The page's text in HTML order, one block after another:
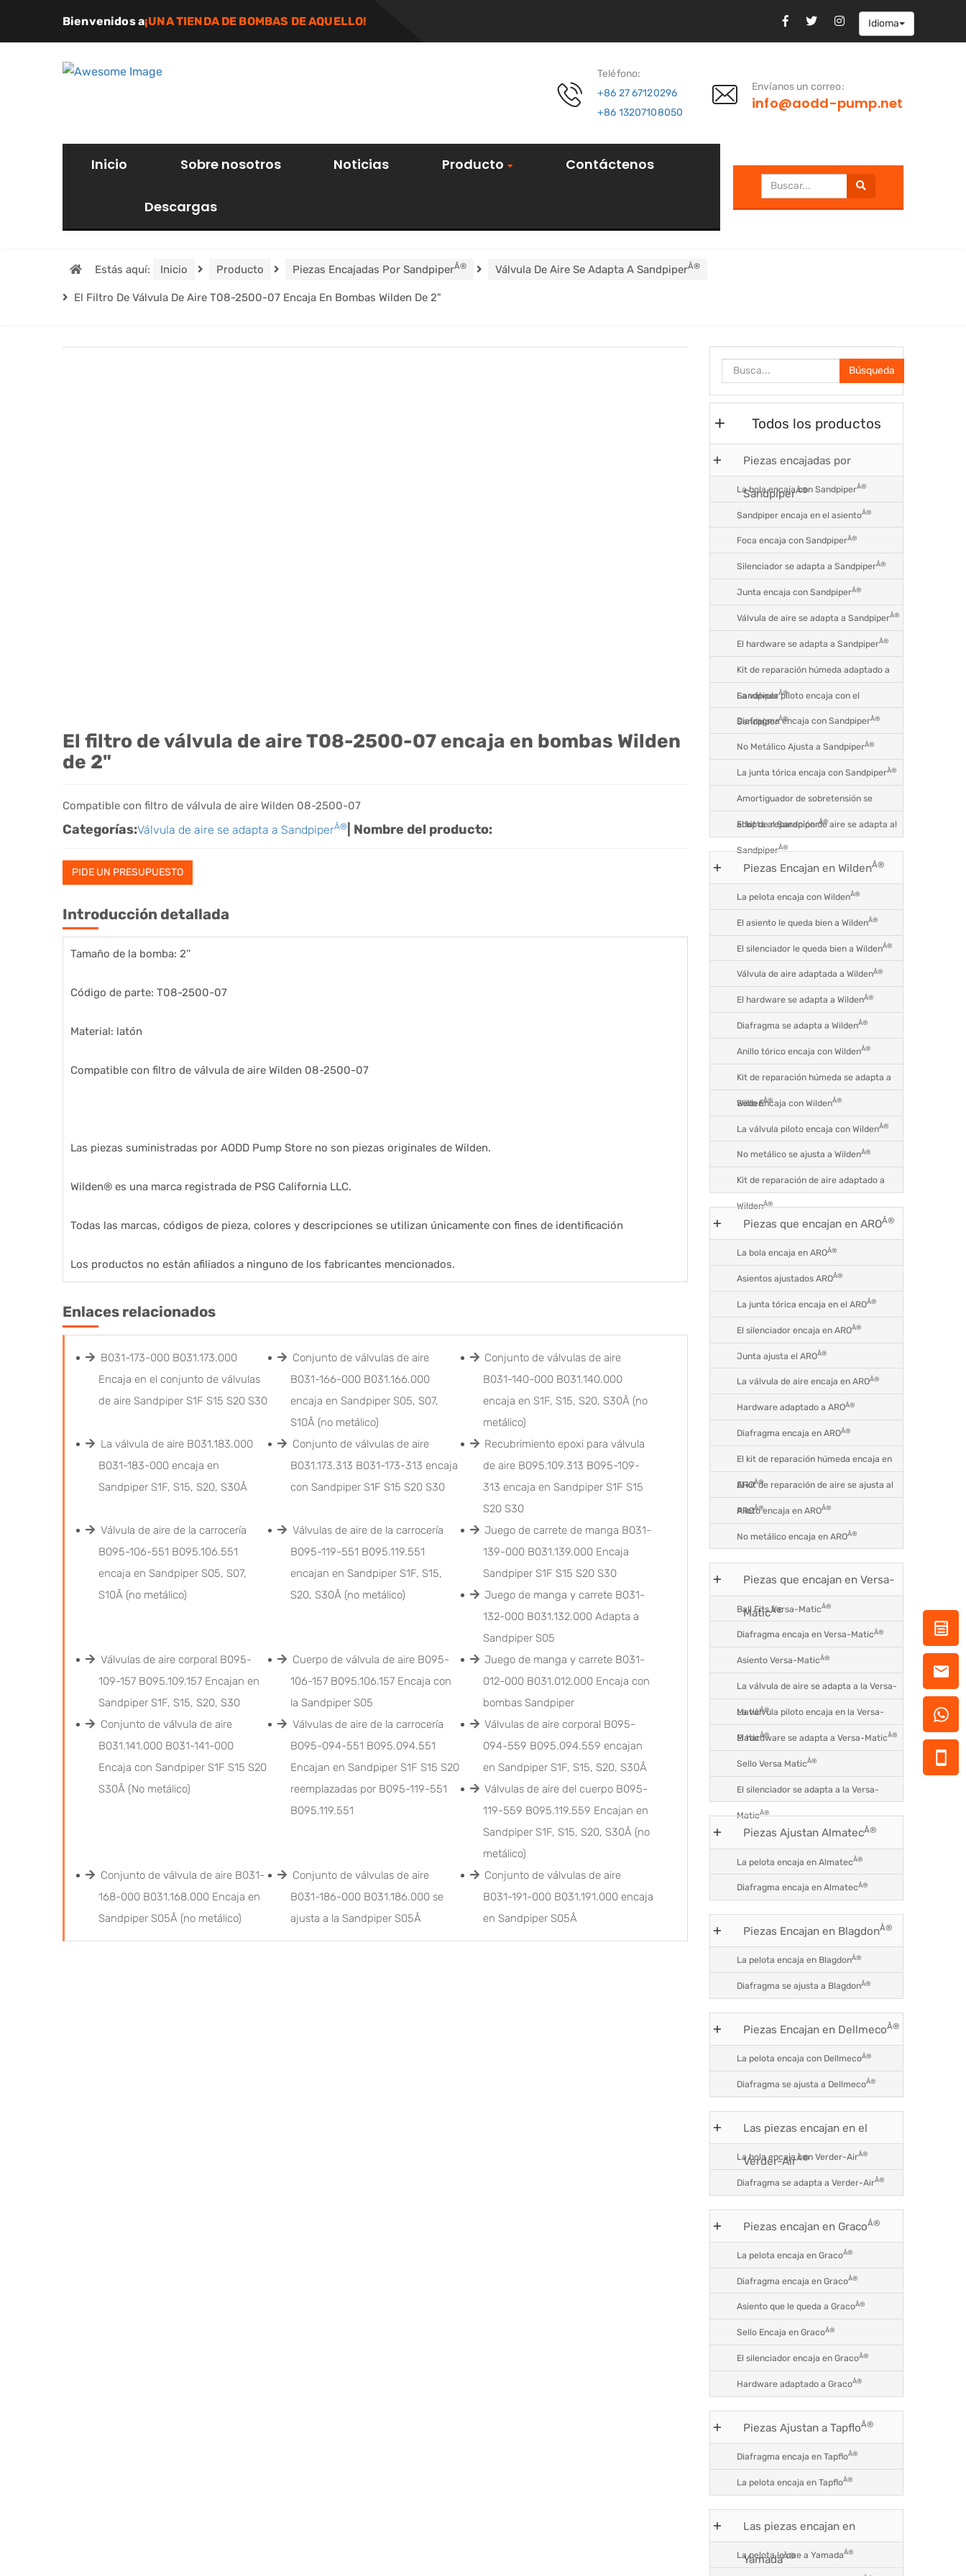
Bienvenidos a¡UNA TIENDA DE BOMBAS DE AQUELLO! Idioma
Teléfono:
+86 27 67120296
+86 13207108050
Envíanos un correo:
info@aodd-pump.net
Inicio Sobre nosotros Noticias Producto Contáctenos
Descargas
Estás aquí: Inicio Producto Piezas Encajadas Por SandpiperÂ® Válvula De Aire Se Adapta A SandpiperÂ®
El Filtro De Válvula De Aire T08-2500-07 Encaja En Bombas Wilden De 2"
El filtro de válvula de aire T08-2500-07 encaja en bombas Wilden
de 2"
Compatible con filtro de válvula de aire Wilden 08-2500-07
Categorías:Válvula de aire se adapta a SandpiperÂ® | Nombre del producto:
PIDE UN PRESUPUESTO
Introducción detallada
Tamaño de la bomba: 2''
Código de parte: T08-2500-07
Material: latón
Compatible con filtro de válvula de aire Wilden 08-2500-07
Las piezas suministradas por AODD Pump Store no son piezas originales de Wilden.
Wilden® es una marca registrada de PSG California LLC.
Todas las marcas, códigos de pieza, colores y descripciones se utilizan únicamente con fines de identificación
Los productos no están afiliados a ninguno de los fabricantes mencionados.
Enlaces relacionados
B031-173-000 B031.173.000
Encaja en el conjunto de válvulas
de aire Sandpiper S1F S15 S20 S30
Conjunto de válvulas de aire
B031-166-000 B031.166.000
encaja en Sandpiper S05, S07,
S10Â (no metálico)
Conjunto de válvulas de aire
B031-140-000 B031.140.000
encaja en S1F, S15, S20, S30Â (no
metálico)
La válvula de aire B031.183.000
B031-183-000 encaja en
Sandpiper S1F, S15, S20, S30Â
Conjunto de válvulas de aire
B031.173.313 B031-173-313 encaja
con Sandpiper S1F S15 S20 S30
Recubrimiento epoxi para válvula
de aire B095.109.313 B095-109-
313 encaja en Sandpiper S1F S15
S20 S30
Válvula de aire de la carrocería
B095-106-551 B095.106.551
encaja en Sandpiper S05, S07,
S10Â (no metálico)
Válvulas de aire de la carrocería
B095-119-551 B095.119.551
encajan en Sandpiper S1F, S15,
S20, S30Â (no metálico)
Juego de carrete de manga B031-
139-000 B031.139.000 Encaja
Sandpiper S1F S15 S20 S30
Juego de manga y carrete B031-
132-000 B031.132.000 Adapta a
Sandpiper S05
Válvulas de aire corporal B095-
109-157 B095.109.157 Encajan en
Sandpiper S1F, S15, S20, S30
Cuerpo de válvula de aire B095-
106-157 B095.106.157 Encaja con
la Sandpiper S05
Juego de manga y carrete B031-
012-000 B031.012.000 Encaja con
bombas Sandpiper
Conjunto de válvula de aire
B031.141.000 B031-141-000
Encaja con Sandpiper S1F S15 S20
S30Â (No metálico)
Válvulas de aire de la carrocería
B095-094-551 B095.094.551
Encajan en Sandpiper S1F S15 S20
reemplazadas por B095-119-551
B095.119.551
Válvulas de aire corporal B095-
094-559 B095.094.559 encajan
en Sandpiper S1F, S15, S20, S30Â
Válvulas de aire del cuerpo B095-
119-559 B095.119.559 Encajan en
Sandpiper S1F, S15, S20, S30Â (no
metálico)
Conjunto de válvula de aire B031-
168-000 B031.168.000 Encaja en
Sandpiper S05Â (no metálico)
Conjunto de válvulas de aire
B031-186-000 B031.186.000 se
ajusta a la Sandpiper S05Â
Conjunto de válvulas de aire
B031-191-000 B031.191.000 encaja
en Sandpiper S05Â
Búsqueda
Todos los productos
Piezas encajadas por
SandpiperÂ®
La bola encaja con SandpiperÂ®
Sandpiper encaja en el asientoÂ®
Foca encaja con SandpiperÂ®
Silenciador se adapta a SandpiperÂ®
Junta encaja con SandpiperÂ®
Válvula de aire se adapta a SandpiperÂ®
El hardware se adapta a SandpiperÂ®
Kit de reparación húmeda adaptado a
SandpiperÂ®
La válvula piloto encaja con el
SandpiperÂ®
Diafragma encaja con SandpiperÂ®
No Metálico Ajusta a SandpiperÂ®
La junta tórica encaja con SandpiperÂ®
Amortiguador de sobretensión se
adapta al SandpiperÂ®
El kit de reparación de aire se adapta al
SandpiperÂ®
Piezas Encajan en WildenÂ®
La pelota encaja con WildenÂ®
El asiento le queda bien a WildenÂ®
El silenciador le queda bien a WildenÂ®
Válvula de aire adaptada a WildenÂ®
El hardware se adapta a WildenÂ®
Diafragma se adapta a WildenÂ®
Anillo tórico encaja con WildenÂ®
Kit de reparación húmeda se adapta a
WildenÂ®
Sello Encaja con WildenÂ®
La válvula piloto encaja con WildenÂ®
No metálico se ajusta a WildenÂ®
Kit de reparación de aire adaptado a
WildenÂ®
Piezas que encajan en AROÂ®
La bola encaja en AROÂ®
Asientos ajustados AROÂ®
La junta tórica encaja en el AROÂ®
El silenciador encaja en AROÂ®
Junta ajusta el AROÂ®
La válvula de aire encaja en AROÂ®
Hardware adaptado a AROÂ®
Diafragma encaja en AROÂ®
El kit de reparación húmeda encaja en
AROÂ®
El kit de reparación de aire se ajusta al
AROÂ®
Piloto encaja en AROÂ®
No metálico encaja en AROÂ®
Piezas que encajan en Versa-
MaticÂ®
Ball Fits Versa-MaticÂ®
Diafragma encaja en Versa-MaticÂ®
Asiento Versa-MaticÂ®
La válvula de aire se adapta a la Versa-
MaticÂ®
La válvula piloto encaja en la Versa-
MaticÂ®
El hardware se adapta a Versa-MaticÂ®
Sello Versa MaticÂ®
El silenciador se adapta a la Versa-
MaticÂ®
Piezas Ajustan AlmatecÂ®
La pelota encaja en AlmatecÂ®
Diafragma encaja en AlmatecÂ®
Piezas Encajan en BlagdonÂ®
La pelota encaja en BlagdonÂ®
Diafragma se ajusta a BlagdonÂ®
Piezas Encajan en DellmecoÂ®
La pelota encaja con DellmecoÂ®
Diafragma se ajusta a DellmecoÂ®
Las piezas encajan en el
Verder-AirÂ®
La bola encaja con Verder-AirÂ®
Diafragma se adapta a Verder-AirÂ®
Piezas encajan en GracoÂ®
La pelota encaja en GracoÂ®
Diafragma encaja en GracoÂ®
Asiento que le queda a GracoÂ®
Sello Encaja en GracoÂ®
El silenciador encaja en GracoÂ®
Hardware adaptado a GracoÂ®
Piezas Ajustan a TapfloÂ®
Diafragma encaja en TapfloÂ®
La pelota encaja en TapfloÂ®
Las piezas encajan en
YamadaÂ®
La pelota le cae a YamadaÂ®